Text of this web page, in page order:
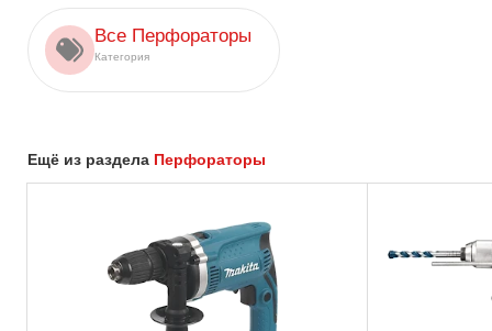
Все Перфораторы
Категория
Ещё из раздела Перфораторы